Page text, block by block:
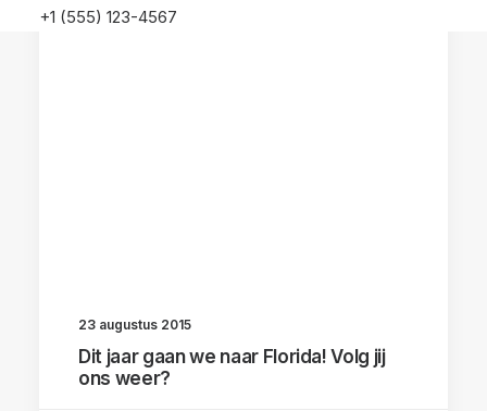
+1 (555) 123-4567
23 augustus 2015
Dit jaar gaan we naar Florida! Volg jij
ons weer?